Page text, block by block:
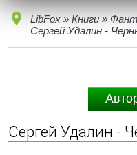
LibFox » Книги »
Сергей Удалин -
Сергей Удалин -